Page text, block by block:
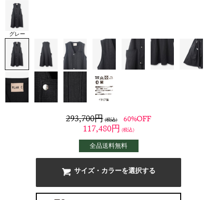
グレー
293,700円(税込) 60%OFF
117,480円 (税込)
全品送料無料
サイズ・カラーを選択する